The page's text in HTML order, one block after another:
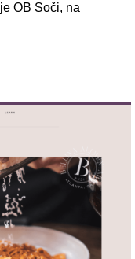
OB Soči, na